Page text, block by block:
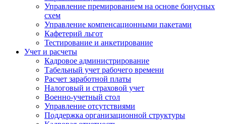
Управление премированием на основе бонусных
схем
Управление компенсационными пакетами
Кафетерий льгот
Тестирование и анкетирование
Учет и расчеты
Кадровое администрирование
Табельный учет рабочего времени
Расчет заработной платы
Налоговый и страховой учет
Военно-учетный стол
Управление отсутствиями
Поддержка организационной структуры